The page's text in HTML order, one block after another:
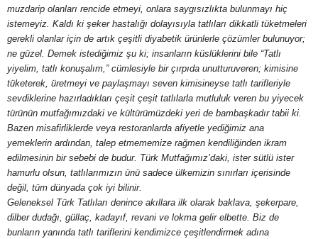
muzdarip olanları rencide etmeyi, onlara saygısızlıkta bulunmayı hiç
istemeyiz. Kaldı ki şeker hastalığı dolayısıyla tatlıları dikkatli tüketmeleri
gerekli olanlar için de artık çeşitli diyabetik ürünlerle çözümler bulunuyor;
ne güzel. Demek istediğimiz şu ki; insanların küslüklerini bile “Tatlı
yiyelim, tatlı konuşalım,” cümlesiyle bir çırpıda unutturuveren; kimisine
tüketerek, üretmeyi ve paylaşmayı seven kimisineyse tatlı tarifleriyle
sevdiklerine hazırladıkları çeşit çeşit tatlılarla mutluluk veren bu yiyecek
türünün mutfağımızdaki ve kültürümüzdeki yeri de bambaşkadır tabii ki.
Bazen misafirliklerde veya restoranlarda afiyetle yediğimiz ana
yemeklerin ardından, talep etmememize rağmen kendiliğinden ikram
edilmesinin bir sebebi de budur. Türk Mutfağımız’daki, ister sütlü ister
hamurlu olsun, tatlılarımızın ünü sadece ülkemizin sınırları içerisinde
değil, tüm dünyada çok iyi bilinir.
Geleneksel Türk Tatlıları denince akıllara ilk olarak baklava, şekerpare,
dilber dudağı, güllaç, kadayıf, revani ve lokma gelir elbette. Biz de
bunların yanında tatlı tariflerini kendimizce çeşitlendirmek adına